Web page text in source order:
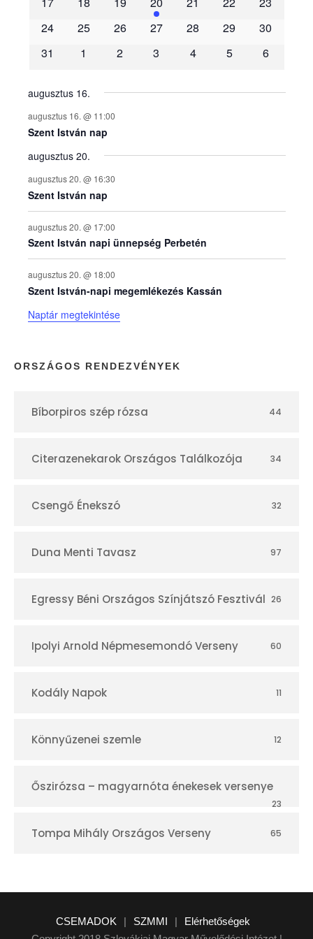
é
n
y
e
k
n
a
p
t
r
24
25 26 27 28 29
30
31
1 2 3 4 5 6
augusztus 16.
augusztus 16. @ 11:00
Szent István nap
augusztus 20.
augusztus 20. @ 16:30
Szent István nap
augusztus 20. @ 17:00
Szent István napi ünnepség Perbetén
augusztus 20. @ 18:00
Szent István-napi megemlékezés Kassán
Naptár megtekintése
ORSZÁGOS RENDEZVÉNYEK
Bíborpiros szép rózsa 44
Citerazenekarok Országos Találkozója 34
Csengő Énekszó 32
Duna Menti Tavasz 97
Egressy Béni Országos Színjátszó Fesztivál 26
Ipolyi Arnold Népmesemondó Verseny 60
Kodály Napok 11
Könnyűzenei szemle 12
Őszirózsa – magyarnóta énekesek versenye
23
Tompa Mihály Országos Verseny 65
CSEMADOK | SZMMI |
Elérhetőségek